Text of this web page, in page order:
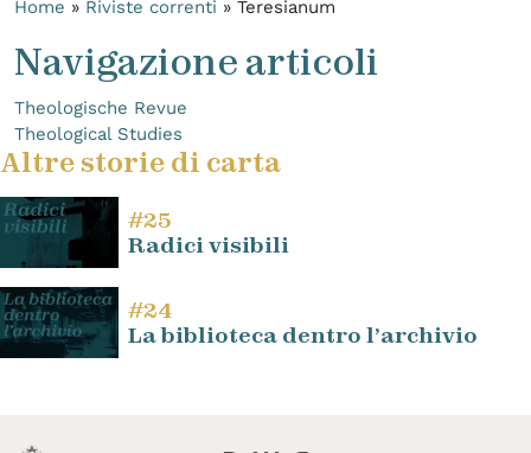
Home » Riviste correnti » Teresianum
Navigazione articoli
Theologische Revue
Theological Studies
Altre storie di carta
#25
Radici visibili
#24
La biblioteca dentro l’archivio